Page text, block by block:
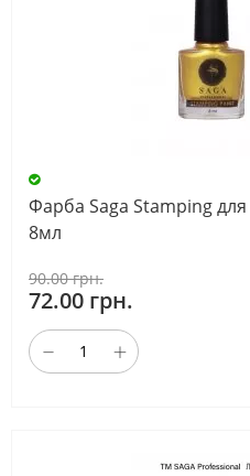
Фарба Saga Stamping
8мл
90.00 грн.
72.00 грн.